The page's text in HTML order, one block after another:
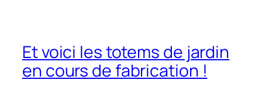
Et voici les totems de jardin
en cours de fabrication !